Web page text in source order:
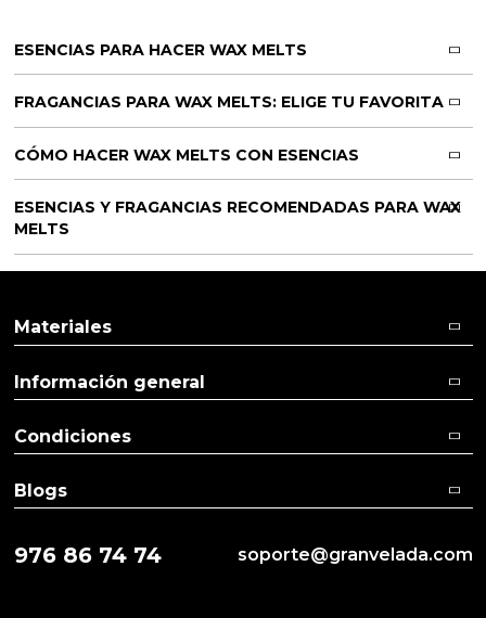
ESENCIAS PARA HACER WAX MELTS
FRAGANCIAS PARA WAX MELTS: ELIGE TU FAVORITA
CÓMO HACER WAX MELTS CON ESENCIAS
ESENCIAS Y FRAGANCIAS RECOMENDADAS PARA WAX
MELTS
976 86 74 74 soporte@granvelada.com
Materiales
Información general
Condiciones
Blogs